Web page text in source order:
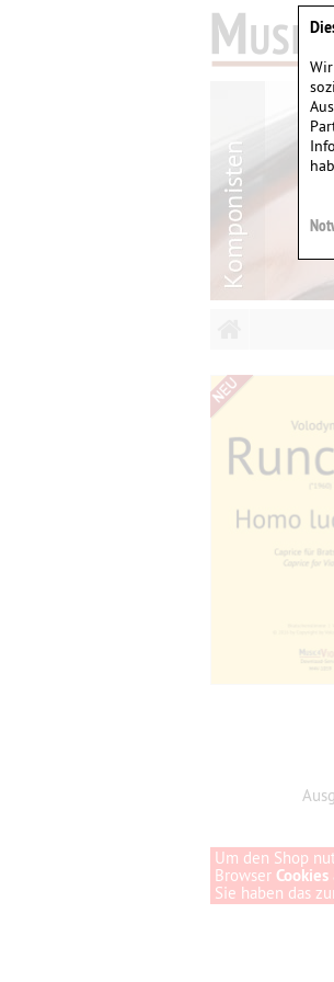
Um den Shop
Browser Cookies
Sie haben das